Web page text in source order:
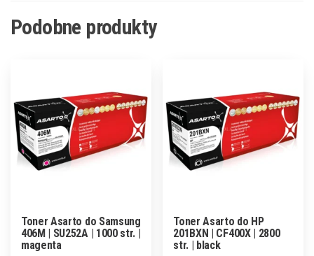
Podobne produkty
Toner Asarto do Samsung
406M | SU252A | 1000 str. |
magenta
Toner Asarto do HP
201BXN | CF400X | 2800
str. | black